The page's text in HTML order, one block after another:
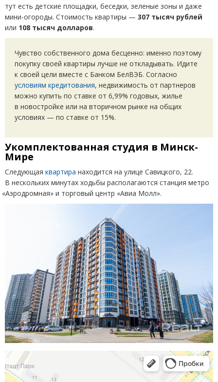
тут есть детские площадки, беседки, зеленые зоны и даже
мини-огороды. Стоимость квартиры — 307 тысяч рублей
или 108 тысяч долларов.
Чувство собственного дома бесценно: именно поэтому
покупку своей квартиры лучше не откладывать. Идите
к своей цели вместе с Банком БелВЭБ. Согласно
условиям кредитования, недвижимость от партнеров
можно купить по ставке от 6,99% годовых, жилье
в новостройке или на вторичном рынке на общих
условиях — по ставке от 15%.
Укомплектованная студия в Минск-
Мире
Следующая квартира находится на улице Савицкого, 22.
В нескольких минутах ходьбы располагаются станция метро
«Аэродромная» и торговый центр «Авиа Молл».